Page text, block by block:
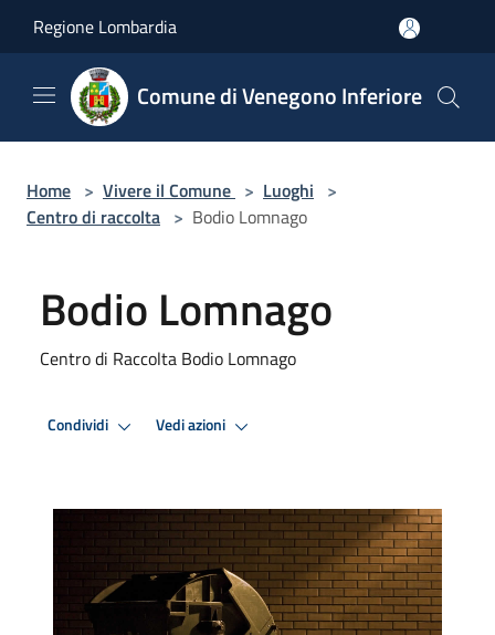
Regione Lombardia
Comune di Venegono Inferiore
Home > Vivere il Comune > Luoghi >
Centro di raccolta > Bodio Lomnago
Bodio Lomnago
Centro di Raccolta Bodio Lomnago
Condividi Vedi azioni